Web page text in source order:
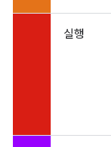
실행